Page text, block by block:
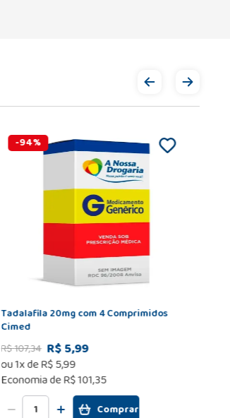
-94%
Tadalafila 20mg com 4 Comprimidos
Cimed
R$107,34 R$ 5,99
ou1x deR$5,99
Economia deR$ 101,35
Comprar